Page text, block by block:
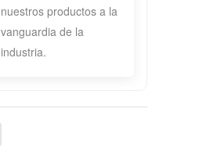
nuestros productos a la
vanguardia de la
industria.